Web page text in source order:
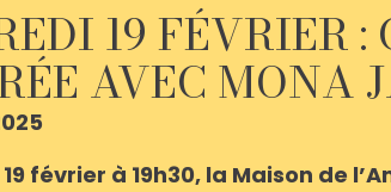
19 FÉVRIER
AVEC MONA
février à 19h30, la Maison de